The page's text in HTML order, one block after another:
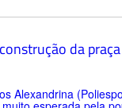
da
Alexandrina